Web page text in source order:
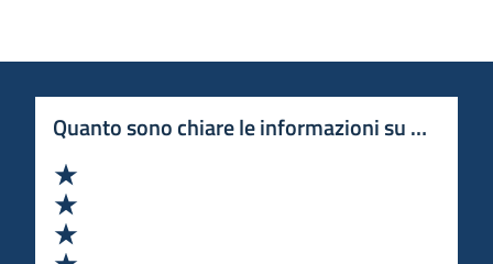
Quanto sono chiare le informazioni su questa